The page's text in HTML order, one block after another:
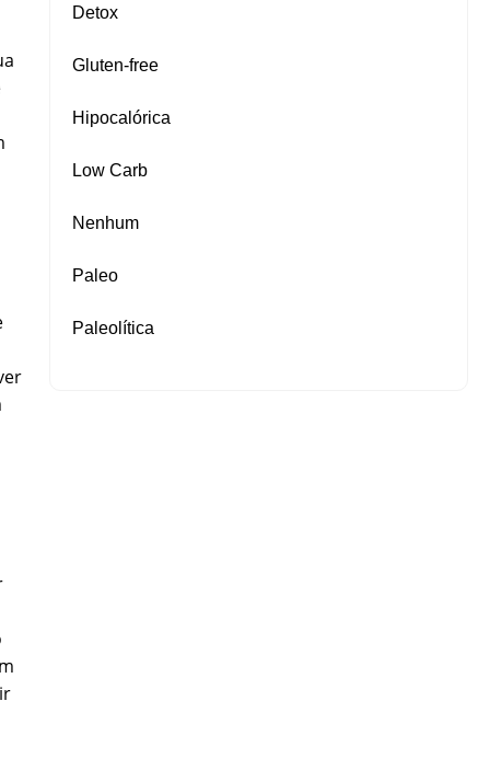
Detox
Gluten‑free
Hipocalórica
Low Carb
Nenhum
Paleo
Paleolítica